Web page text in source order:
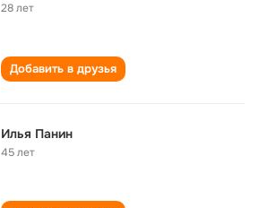
28 лет
Добавить в друзья
Илья Панин
45 лет